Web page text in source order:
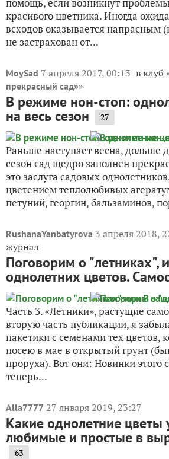
красивого цветника. Иногда
всходов оказывается напрасным
не застрахован от...
MoySad 7 апреля 2017, 00:13 в клуб
прекрасный сад»»
В режиме нон-стоп:
на весь сезон 27
Раньше наступает весна, дольше
сезон сад щедро заполнен
это заслуга садовых
цветением теплолюбивых
петуний, георгин, бальзаминов,
RushanaYanbatyrova 3 апреля 2018,
журнал
Поговорим о "летниках",
однолетних цветов.
Часть 3. «Летники», растущие
вторую часть публикации, я
пакетики с семенами тех цветов,
посею в мае в открытый грунт
проруха). Вот они: Новинки этого
теперь...
Alla7777 27 января 2019, 23:27
Какие однолетние цветы
любимые и простые в
63